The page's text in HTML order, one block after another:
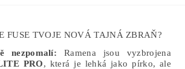
FUSE TVOJE NOVÁ TAJNÁ ZBRAŇ?
nezpomalí: Ramena jsou vyzbrojena
PRO, která je lehká jako pírko, ale